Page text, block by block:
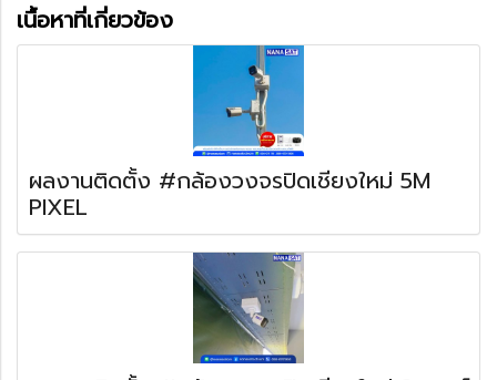
เนื้อหาที่เกี่ยวข้อง
ผลงานติดตั้ง #กล้องวงจรปิดเชียงใหม่ 5M
PIXEL